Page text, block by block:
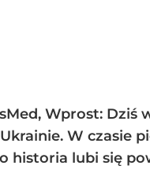
Wprost:
W czasie
historia lubi się